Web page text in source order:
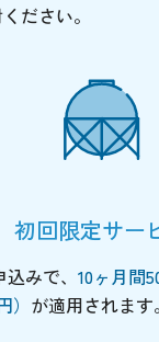
ださい。
初回限定サー
みで、 10ヶ月間
が適用されます。